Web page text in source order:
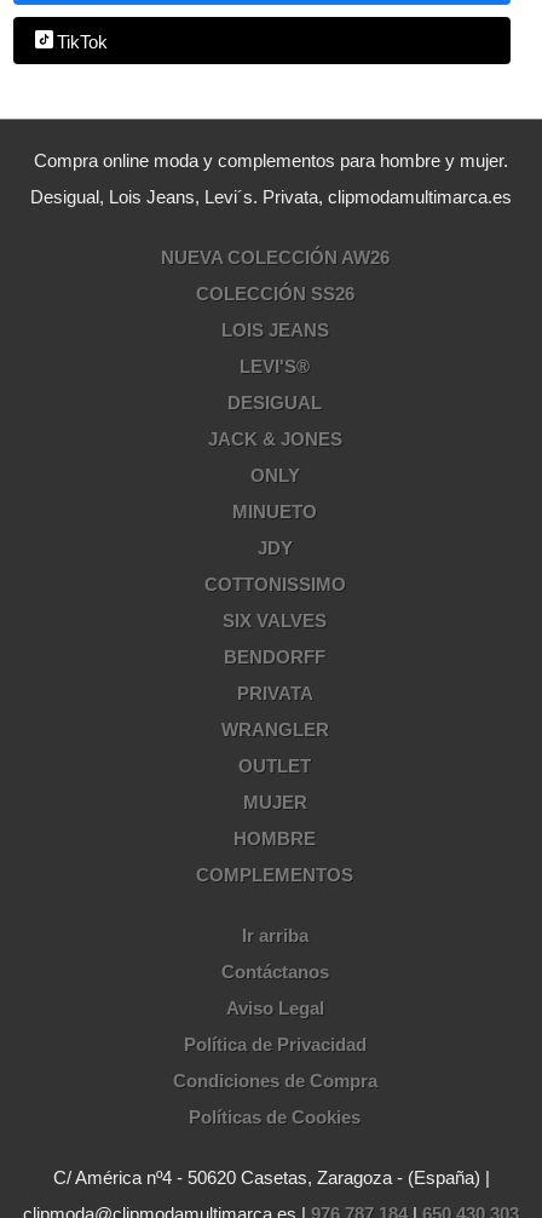
TikTok
Compra online moda y complementos para hombre y mujer.
Desigual, Lois Jeans, Levi´s. Privata, clipmodamultimarca.es
NUEVA COLECCIÓN AW26
COLECCIÓN SS26
LOIS JEANS
LEVI'S®
DESIGUAL
JACK & JONES
ONLY
MINUETO
JDY
COTTONISSIMO
SIX VALVES
BENDORFF
PRIVATA
WRANGLER
OUTLET
MUJER
HOMBRE
COMPLEMENTOS
Ir arriba
Contáctanos
Aviso Legal
Política de Privacidad
Condiciones de Compra
Políticas de Cookies
C/ América nº4 - 50620 Casetas, Zaragoza - (España) |